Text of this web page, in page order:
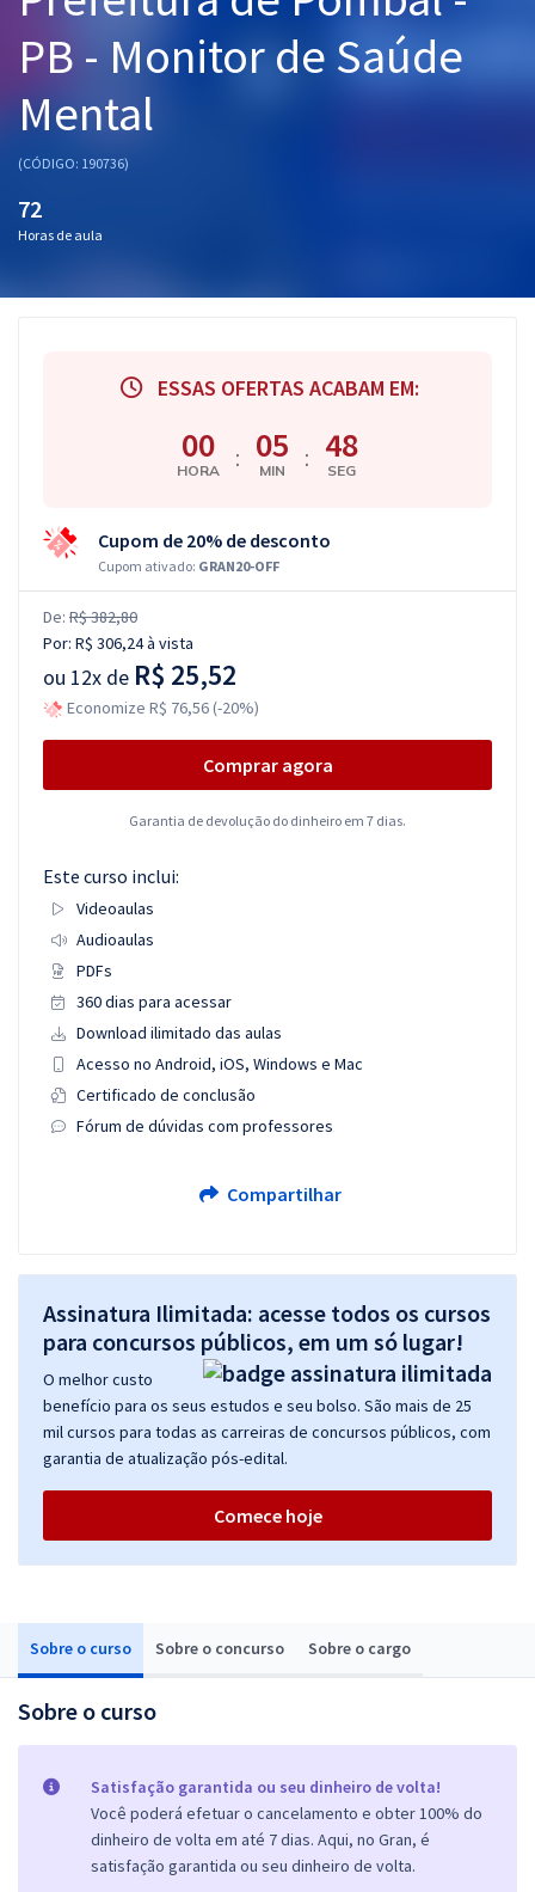
Graduação
OAB
Conteúdo gratuito
PB - Monitor de Saúde
Mental
(CÓDIGO: 190736)
72
Horas de aula
Sobre o curso Sobre o concurso Sobre o cargo
Sobre o curso
Satisfação garantida ou seu dinheiro de volta!
Você poderá efetuar o cancelamento e obter 100% do
dinheiro de volta em até 7 dias. Aqui, no Gran, é
satisfação garantida ou seu dinheiro de volta.
ESSAS OFERTAS ACABAM EM:
00
HORA : 05
MIN : 48
SEG
Cupom de 20% de desconto
Cupom ativado: GRAN20-OFF
De: R$ 382,80
Por: R$ 306,24à vista
ou 12x de R$ 25,52
Economize R$ 76,56 (-20%)
Comprar agora
Garantia de devolução do dinheiro em 7 dias.
Este curso inclui:
Videoaulas
Audioaulas
PDFs
360 dias para acessar
Download ilimitado das aulas
Acesso no Android, iOS, Windows e Mac
Certificado de conclusão
Fórum de dúvidas com professores
Compartilhar
Assinatura Ilimitada: acesse todos os cursos
para concursos públicos, em um só lugar!
O melhor custo
benefício para os seus estudos e seu bolso. São mais de 25
mil cursos para todas as carreiras de concursos públicos, com
garantia de atualização pós-edital.
Comece hoje